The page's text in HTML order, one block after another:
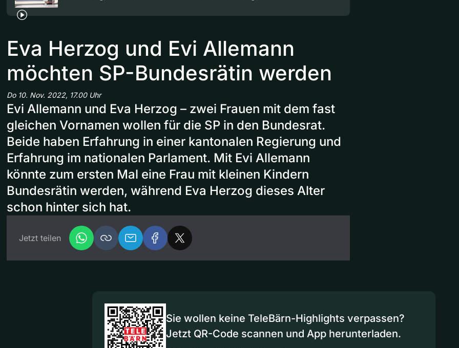
Eva Herzog und Evi Allemann
möchten SP-Bundesrätin werden
Do 10. Nov. 2022, 17.00 Uhr
Evi Allemann und Eva Herzog – zwei Frauen mit dem fast
gleichen Vornamen wollen für die SP in den Bundesrat.
Beide haben Erfahrung in einer kantonalen Regierung und
Erfahrung im nationalen Parlament. Mit Evi Allemann
könnte zum ersten Mal eine Frau mit kleinen Kindern
Bundesrätin werden, während Eva Herzog dieses Alter
schon hinter sich hat.
Jetzt teilen
Sie wollen keine TeleBärn-Highlights verpassen?
Jetzt QR-Code scannen und App herunterladen.